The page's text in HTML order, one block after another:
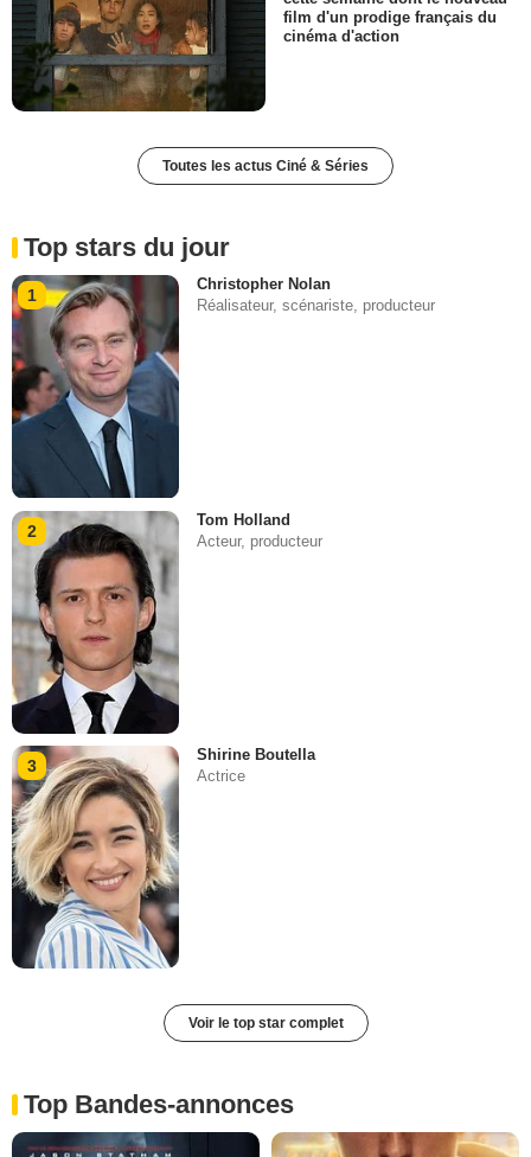
film d'un prodige français du
cinéma d'action
Toutes les actus Ciné & Séries
Top stars du jour
1
Christopher Nolan
Réalisateur, scénariste, producteur
2
Tom Holland
Acteur, producteur
3
Shirine Boutella
Actrice
Voir le top star complet
Top Bandes-annonces